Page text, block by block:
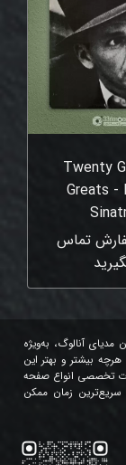
Twenty
Greats -
تماس
آنالوگ، به‌ویژه
بیشتر و بهتر این
تخصصی انواع صفحه
سریع‌ترین زمان ممکن